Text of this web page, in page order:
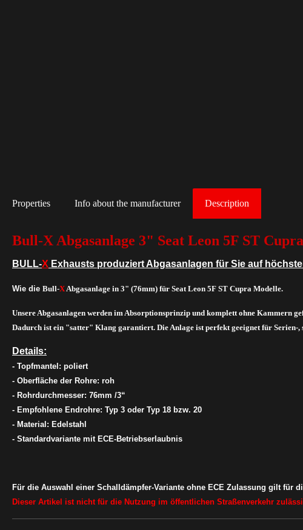
Description
Properties Info about the manufacturer
Bull-X Abgasanlage 3" Seat Leon 5F ST
BULL-X Exhausts produziert Abgasanlagen für Sie auf
Wie die Bull-XAbgasanlage in 3" (76mm) für Seat Leon 5F ST Cupra Modelle.
Unsere Abgasanlagen werden im Absorptionsprinzip und komplett ohne Kammern
Dadurch ist ein "satter" Klang garantiert. Die Anlage ist perfekt geeignet für Serien-,
Details:
- Topfmantel: poliert
- Oberfläche der Rohre: roh
- Rohrdurchmesser: 76mm /3“
- Empfohlene Endrohre: Typ 3 oder Typ 18 bzw. 20
- Material: Edelstahl
- Standardvariante mit ECE-Betriebserlaubnis
Für die Auswahl einer Schalldämpfer-Variante ohne ECE Zulassung gilt für
Dieser Artikel ist nicht für die Nutzung im öffentlichen Straßenverkehr